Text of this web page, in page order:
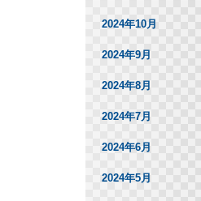
2024年10月
2024年9月
2024年8月
2024年7月
2024年6月
2024年5月